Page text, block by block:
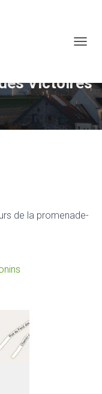
Victoires
de la promenade-